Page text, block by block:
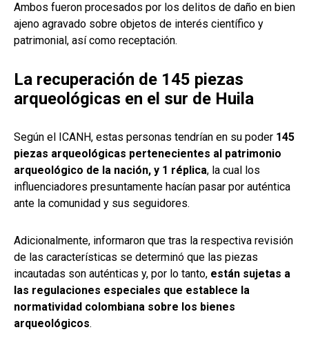
Ambos fueron procesados por los delitos de daño en bien
ajeno agravado sobre objetos de interés científico y
patrimonial, así como receptación.
La recuperación de 145 piezas
arqueológicas en el sur de Huila
Según el ICANH, estas personas tendrían en su poder 145
piezas arqueológicas pertenecientes al patrimonio
arqueológico de la nación, y 1 réplica, la cual los
influenciadores presuntamente hacían pasar por auténtica
ante la comunidad y sus seguidores.
Adicionalmente, informaron que tras la respectiva revisión
de las características se determinó que las piezas
incautadas son auténticas y, por lo tanto, están sujetas a
las regulaciones especiales que establece la
normatividad colombiana sobre los bienes
arqueológicos.